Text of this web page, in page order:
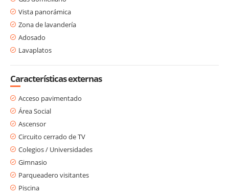
Vista panorámica
Zona de lavandería
Adosado
Lavaplatos
Características externas
Acceso pavimentado
Área Social
Ascensor
Circuito cerrado de TV
Colegios / Universidades
Gimnasio
Parqueadero visitantes
Piscina